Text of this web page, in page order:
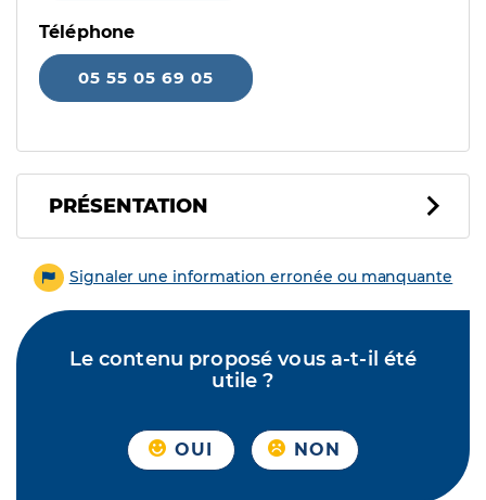
Téléphone
05 55 05 69 05
PRÉSENTATION
Signaler une information erronée ou manquante
Le contenu proposé vous a-t-il été
utile ?
OUI NON